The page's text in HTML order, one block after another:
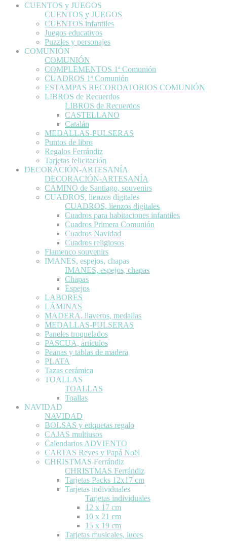
CUENTOS y JUEGOS
CUENTOS y JUEGOS
CUENTOS infantiles
Juegos educativos
Puzzles y personajes
COMUNIÓN
COMUNIÓN
COMPLEMENTOS 1ª Comunión
CUADROS 1ª Comunión
ESTAMPAS RECORDATORIOS COMUNIÓN
LIBROS de Recuerdos
LIBROS de Recuerdos
CASTELLANO
Catalán
MEDALLAS-PULSERAS
Puntos de libro
Regalos Ferrándiz
Tarjetas felicitación
DECORACIÓN-ARTESANÍA
DECORACIÓN-ARTESANÍA
CAMINO de Santiago, souvenirs
CUADROS, lienzos digitales
CUADROS, lienzos digitales
Cuadros para habitaciones infantiles
Cuadros Primera Comunión
Cuadros Navidad
Cuadros religiosos
Flamenco souvenirs
IMANES, espejos, chapas
IMANES, espejos, chapas
Chapas
Espejos
LABORES
LÁMINAS
MADERA, llaveros, medallas
MEDALLAS-PULSERAS
Paneles troquelados
PASCUA, artículos
Peanas y tablas de madera
PLATA
Tazas cerámica
TOALLAS
TOALLAS
Toallas
NAVIDAD
NAVIDAD
BOLSAS y etiquetas regalo
CAJAS multiusos
Calendarios ADVIENTO
CARTAS Reyes y Papá Noël
CHRISTMAS Ferrándiz
CHRISTMAS Ferrándiz
Tarjetas Packs 12x17 cm
Tarjetas individuales
Tarjetas individuales
12 x 17 cm
10 x 21 cm
15 x 19 cm
Tarjetas musicales, luces